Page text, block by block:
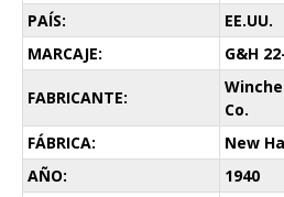
PAÍS:
EE.UU.
MARCAJE:
G&H
FABRICANTE:
Co.
FÁBRICA:
New
AÑO:
1940